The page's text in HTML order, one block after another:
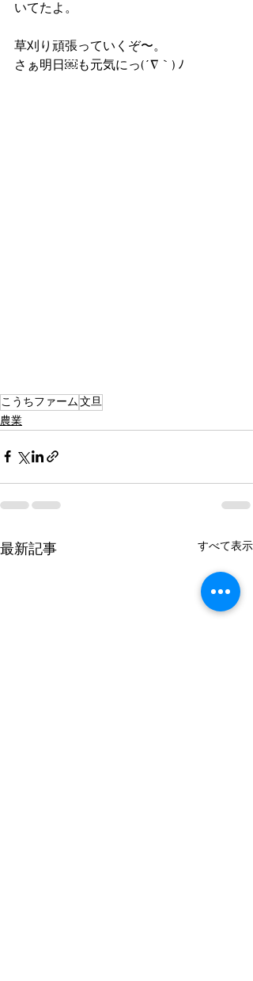
いてたよ。
草刈り頑張っていくぞ〜。
さぁ明日￼も元気にっ(´∇｀) ﾉ
こうちファーム文旦
農業
最新記事 すべて表示